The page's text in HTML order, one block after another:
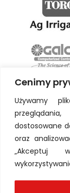
Cenimy
Używamy
dostosowane
oraz
„Akceptuj